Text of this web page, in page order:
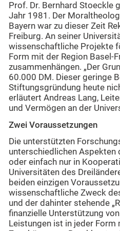
Prof. Dr. Bernhard Stoeckle
Jahr 1981. Der
Bayern war zu dieser Zeit
Freiburg. An seiner
wissenschaftliche Projekte
Form mit der Region Basel-
zusammenhängen. „Der
60.000 DM. Dieser geringe
Stiftungsgründung heute
erläutert Andreas Lang,
und Vermögen an der
Zwei Voraussetzungen
Die unterstützten
unterschiedlichen Aspekten
oder einfach nur in
Universitäten des
beiden einzigen
wissenschaftliche Zweck
und der dahinter stehende
finanzielle Unterstützung
Leistungen ist in jeder